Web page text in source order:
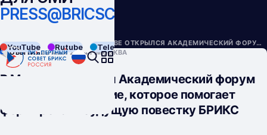
PRESS@BRICSCOUNCIL.RU
YouTube Rutube Telegram VK
НАЗАД СОБЫТИЯ
В МОСКВЕ ОТКРЫЛСЯ АКАДЕМИЧЕСКИЙ ФОРУМ БРИКС: МЕРОПРИЯТИЕ, КОТОРОЕ ПОМОГАЕТ ФОРМИРОВАТЬ БУДУЩУЮ ПОВЕСТКУ БРИКС
СОБЫТИЯ22 МАЯ 2024 Г.МОСКВА
В Москве открылся Академический форум
БРИКС: мероприятие, которое помогает
формировать будущую повестку БРИКС